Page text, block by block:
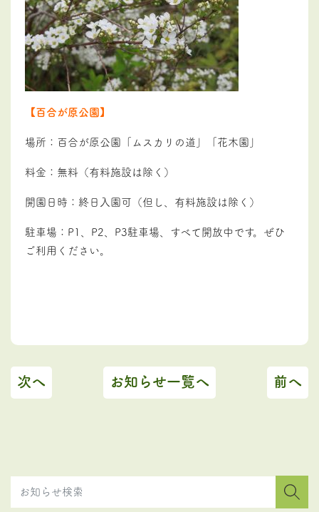
【百合が原公園】
場所：百合が原公園「ムスカリの道」「花木園」
料金：無料（有料施設は除く）
開園日時：終日入園可（但し、有料施設は除く）
駐車場：P1、P2、P3駐車場、すべて開放中です。ぜひ
ご利用ください。
次へ お知らせ一覧へ 前へ